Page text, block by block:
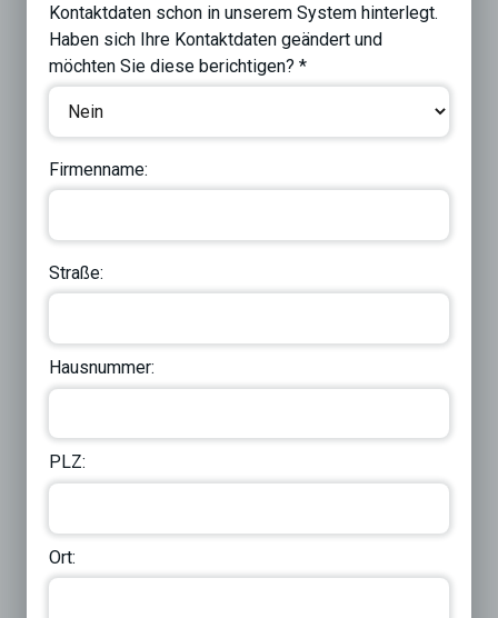
Kontaktdaten schon in unserem System hinterlegt.
Haben sich Ihre Kontaktdaten geändert und
möchten Sie diese berichtigen? *
Firmenname:
Straße:
Hausnummer:
PLZ:
Ort: